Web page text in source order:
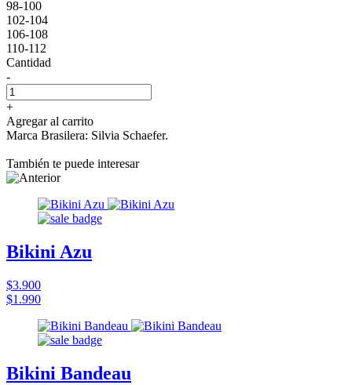
98-100
102-104
106-108
110-112
Cantidad
-
+
Agregar al carrito
Marca Brasilera: Silvia Schaefer.
También te puede interesar
Bikini Azu
$3.900
$1.990
Bikini Bandeau